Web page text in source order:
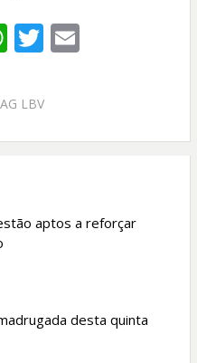
W
at
A
p
T
itt
E
LBV
aptos a reforçar
desta quinta